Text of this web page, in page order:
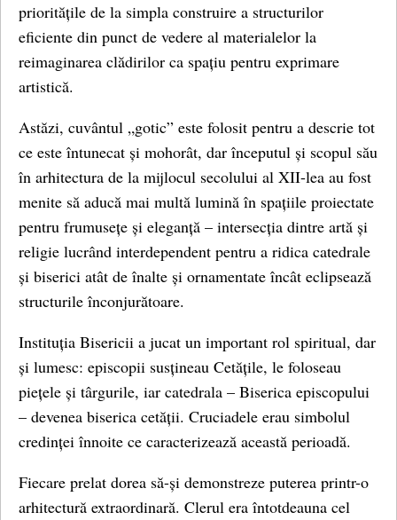
prioritățile de la simpla construire a structurilor
eficiente din punct de vedere al materialelor la
reimaginarea clădirilor ca spațiu pentru exprimare
artistică.
Astăzi, cuvântul „gotic” este folosit pentru a descrie tot
ce este întunecat și mohorât, dar începutul și scopul său
în arhitectura de la mijlocul secolului al XII-lea au fost
menite să aducă mai multă lumină în spațiile proiectate
pentru frumusețe și eleganță – intersecția dintre artă și
religie lucrând interdependent pentru a ridica catedrale
și biserici atât de înalte și ornamentate încât eclipsează
structurile înconjurătoare.
Instituția Bisericii a jucat un important rol spiritual, dar
și lumesc: episcopii susțineau Cetățile, le foloseau
piețele și târgurile, iar catedrala – Biserica episcopului
– devenea biserica cetății. Cruciadele erau simbolul
credinței înnoite ce caracterizează această perioadă.
Fiecare prelat dorea să-și demonstreze puterea printr-o
arhitectură extraordinară. Clerul era întotdeauna cel